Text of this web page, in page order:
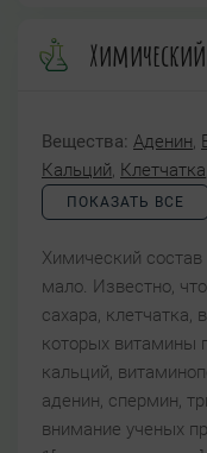
Химический
Вещества: Аденин,
Кальций, Клетчатка
ПОКАЗАТЬ ВСЕ
Химический
мало. Известно,
сахара,
которых витамины
кальций,
аденин, спермин,
внимание ученых